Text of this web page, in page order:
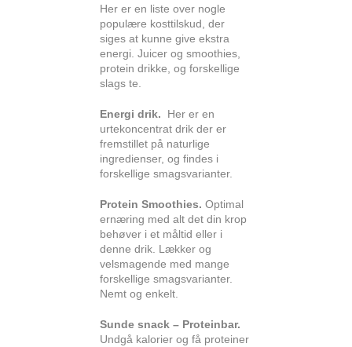
Her er en liste over nogle
populære kosttilskud, der
siges at kunne give ekstra
energi. Juicer og smoothies,
protein drikke, og forskellige
slags te.
Energi drik.
Her er en
urtekoncentrat drik der er
fremstillet på naturlige
ingredienser, og findes i
forskellige smagsvarianter.
Protein Smoothies. Optimal
ernæring med alt det din krop
behøver i et måltid eller i
denne drik. Lækker og
velsmagende med mange
forskellige smagsvarianter.
Nemt og enkelt.
Sunde snack – Proteinbar.
Undgå kalorier og få proteiner